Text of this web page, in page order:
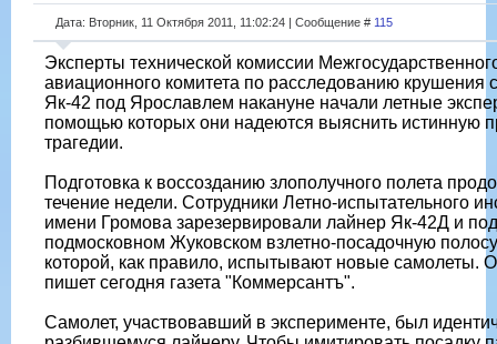
Дата: Вторник, 11 Октября 2011, 11:02:24 | Сообщение # 115
Эксперты технической комиссии
авиационного комитета по расследованию крушения
Як-42 под Ярославлем накануне начали летные
помощью которых они надеются выяснить истинную
трагедии.
Подготовка к воссозданию злополучного полета
течение недели. Сотрудники Летно-испытательного
имени Громова зарезервировали лайнер Як-42Д и
подмосковном Жуковском взлетно-посадочную
которой, как правило, испытывают новые самолеты.
пишет сегодня газета "Коммерсантъ".
Самолет, участвовавший в эксперименте, был